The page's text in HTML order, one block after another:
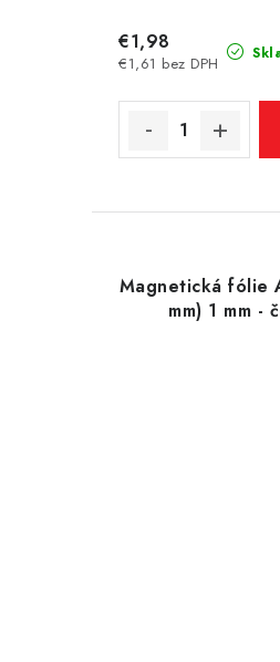
€1,61 bez DPH
€1,98
Magnetická fólie
mm) 1 mm -